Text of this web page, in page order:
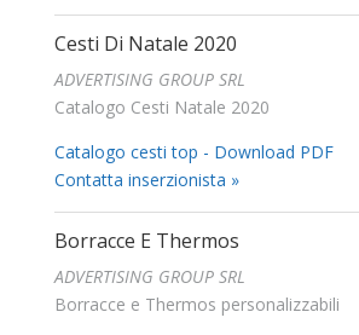
Cesti Di Natale 2020
ADVERTISING GROUP SRL
Catalogo Cesti Natale 2020
Catalogo cesti top - Download PDF
Contatta inserzionista »
Borracce E Thermos
ADVERTISING GROUP SRL
Borracce e Thermos personalizzabili